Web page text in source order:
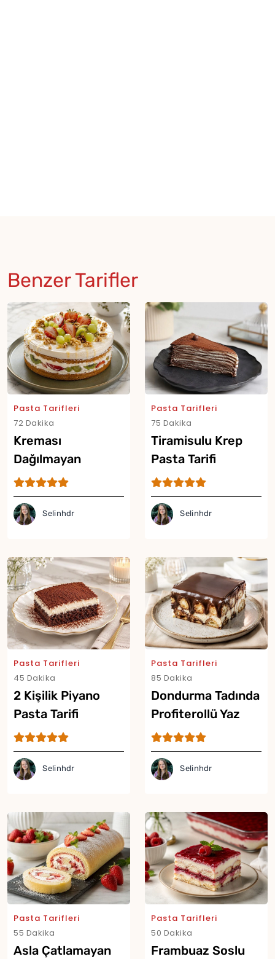
Benzer Tarifler
Pasta Tarifleri
72 Dakika
Kreması
Dağılmayan
Meyveli Pasta
Tarifi
Selinhdr
Pasta Tarifleri
75 Dakika
Tiramisulu Krep
Pasta Tarifi
Selinhdr
Pasta Tarifleri
45 Dakika
2 Kişilik Piyano
Pasta Tarifi
Selinhdr
Pasta Tarifleri
85 Dakika
Dondurma Tadında
Profiterollü Yaz
Pastası Tarifi
Selinhdr
Pasta Tarifleri
55 Dakika
Asla Çatlamayan
Pasta Tarifleri
50 Dakika
Frambuaz Soslu